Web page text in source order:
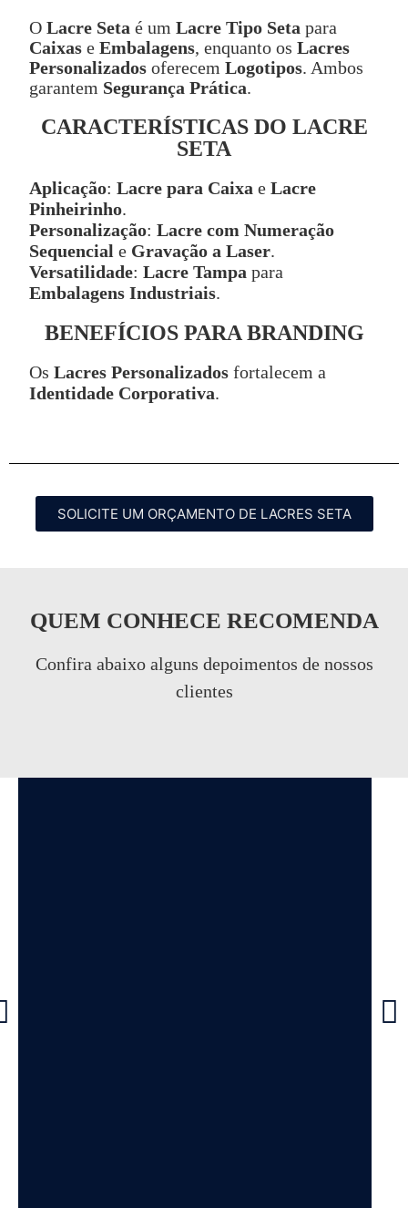
O Lacre Seta é um Lacre Tipo Seta para
Caixas e Embalagens, enquanto os Lacres
Personalizados oferecem Logotipos. Ambos
garantem Segurança Prática.
CARACTERÍSTICAS DO LACRE
SETA
Aplicação: Lacre para Caixa e Lacre
Pinheirinho.
Personalização: Lacre com Numeração
Sequencial e Gravação a Laser.
Versatilidade: Lacre Tampa para
Embalagens Industriais.
BENEFÍCIOS PARA BRANDING
Os Lacres Personalizados fortalecem a
Identidade Corporativa.
SOLICITE UM ORÇAMENTO DE LACRES SETA
QUEM CONHECE RECOMENDA
Confira abaixo alguns depoimentos de nossos
clientes